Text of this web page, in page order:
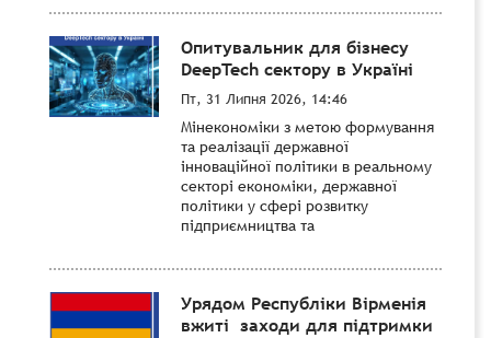
Опитувальник для бізнесу
DeepTech сектору в Україні
Пт, 31 Липня 2026, 14:46
Мінекономіки з метою формування
та реалізації державної
інноваційної політики в реальному
секторі економіки, державної
політики у сфері розвитку
підприємництва та
Урядом Республіки Вірменія
вжиті заходи для підтримки